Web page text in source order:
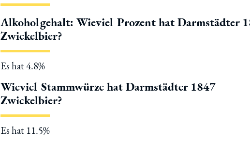
Alkoholgehalt: Wieviel Prozent hat Darmstädter
Zwickelbier?
Es hat 4.8%
Wieviel Stammwürze hat Darmstädter 1847
Zwickelbier?
Es hat 11.5%